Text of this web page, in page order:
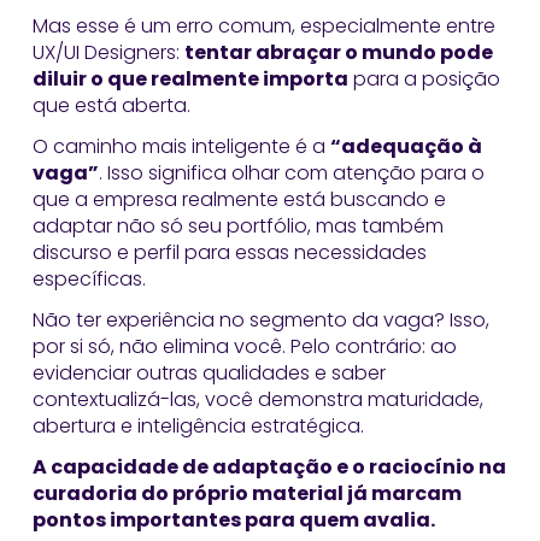
Mas esse é um erro comum, especialmente entre
UX/UI Designers: tentar abraçar o mundo pode
diluir o que realmente importa para a posição
que está aberta.
O caminho mais inteligente é a “adequação à
vaga”. Isso significa olhar com atenção para o
que a empresa realmente está buscando e
adaptar não só seu portfólio, mas também
discurso e perfil para essas necessidades
específicas.
Não ter experiência no segmento da vaga? Isso,
por si só, não elimina você. Pelo contrário: ao
evidenciar outras qualidades e saber
contextualizá-las, você demonstra maturidade,
abertura e inteligência estratégica.
A capacidade de adaptação e o raciocínio na
curadoria do próprio material já marcam
pontos importantes para quem avalia.